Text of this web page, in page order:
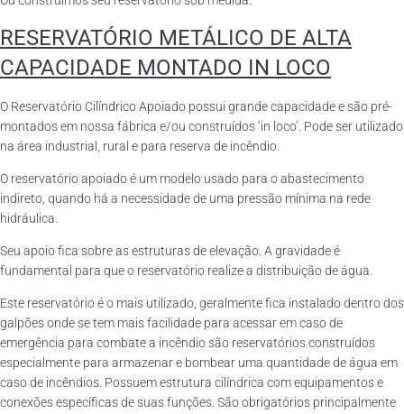
RESERVATÓRIO METÁLICO DE ALTA
CAPACIDADE MONTADO IN LOCO
O Reservatório Cilíndrico Apoiado possui grande capacidade e são pré-
montados em nossa fábrica e/ou construídos ‘in loco’. Pode ser utilizado
na área industrial, rural e para reserva de incêndio.
O reservatório apoiado é um modelo usado para o abastecimento
indireto, quando há a necessidade de uma pressão mínima na rede
hidráulica.
Seu apoio fica sobre as estruturas de elevação. A gravidade é
fundamental para que o reservatório realize a distribuição de água.
Este reservatório é o mais utilizado, geralmente fica instalado dentro dos
galpões onde se tem mais facilidade para acessar em caso de
emergência para combate a incêndio são reservatórios construídos
especialmente para armazenar e bombear uma quantidade de água em
caso de incêndios. Possuem estrutura cilíndrica com equipamentos e
conexões específicas de suas funções. São obrigatórios principalmente